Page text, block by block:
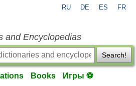
RU DE ES FR
and Encyclopedias
Search!
Books Игры ⚽